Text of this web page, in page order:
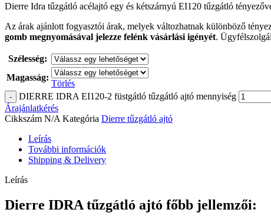
Dierre Idra tűzgátló acélajtó egy és kétszárnyú EI120 tűzgátló
Az árak ajánlott fogyasztói árak, melyek változhatnak különböző
gomb megnyomásával jelezze felénk vásárlási igényét.
Szélesség:
Magasság:
Törlés
DIERRE IDRA EI120-2 füstgátló tűzgátló ajtó mennyiség
Árajánlatkérés
Cikkszám N/A Kategória Dierre tűzgátló ajtó
Leírás
További információk
Shipping & Delivery
Leírás
Dierre IDRA tűzgátló ajtó főbb jellemzői: